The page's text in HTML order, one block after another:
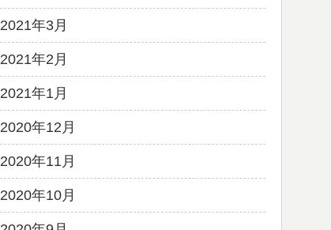
2021年3月
2021年2月
2021年1月
2020年12月
2020年11月
2020年10月